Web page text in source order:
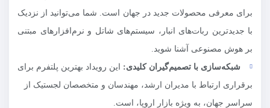
برای معرفی محصولات جدید در جهان است. شما می‌توانید از نزدیک
با جدیدترین ربات‌های انبار، سیستم‌های شاتل و نرم‌افزارهای مبتنی
بر هوش مصنوعی آشنا شوید.
شبکه‌سازی با تصمیم‌گیران کلیدی: این رویداد بهترین پلتفرم برای
برقراری ارتباط با مدیران ارشد، مهندسان و متخصصان لجستیک از
سراسر جهان، به ویژه بازار اروپا، است.